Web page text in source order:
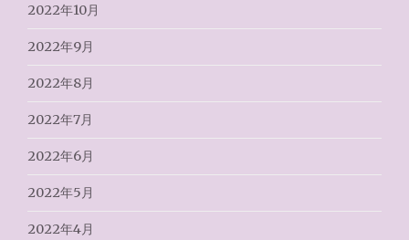
2022年10月
2022年9月
2022年8月
2022年7月
2022年6月
2022年5月
2022年4月